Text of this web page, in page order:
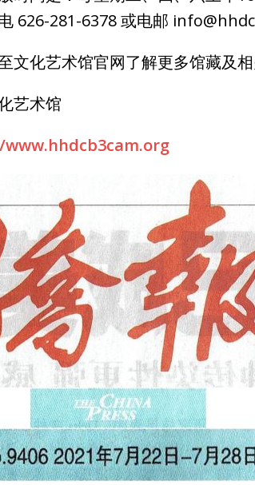
626-281-6378 或电邮
文化艺术馆官网了解更多馆藏及相
艺术馆